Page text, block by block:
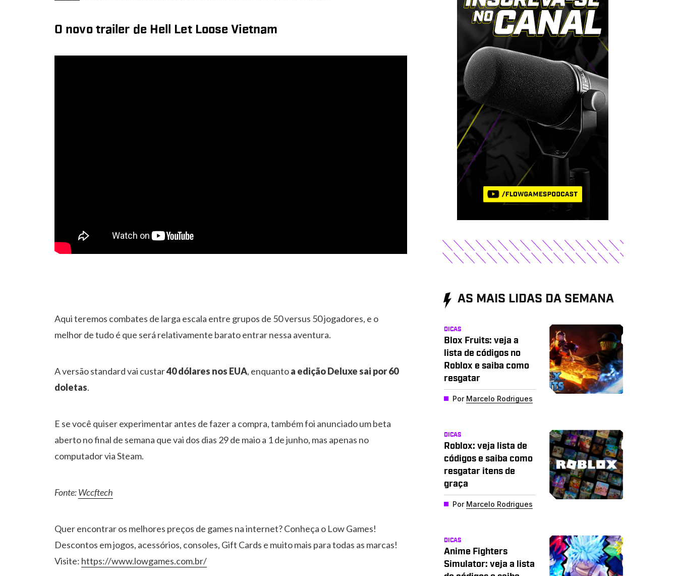
O novo trailer de Hell Let Loose Vietnam
Aqui teremos combates de larga escala entre grupos de 50 versus 50 jogadores, e o
melhor de tudo é que será relativamente barato entrar nessa aventura.
A versão standard vai custar40 dólares nos EUA, enquantoa edição Deluxe sai por 60
doletas.
E se você quiser experimentar antes de fazer a compra, também foi anunciado um beta
aberto no final de semana que vai dos dias 29 de maio a 1 de junho, mas apenas no
computador via Steam.
Fonte:Wccftech
Quer encontrar os melhores preços de games na internet? Conheça o Low Games!
Descontos em jogos, acessórios, consoles, Gift Cards e muito mais para todas as marcas!
Visite: https://www.lowgames.com.br/
AS MAIS LIDAS DA SEMANA
DICAS
Blox Fruits: veja a
lista de códigos no
Roblox e saiba como
resgatar
Por Marcelo Rodrigues
DICAS
Roblox: veja lista de
códigos e saiba como
resgatar itens de
graça
Por Marcelo Rodrigues
DICAS
Anime Fighters
Simulator: veja a lista